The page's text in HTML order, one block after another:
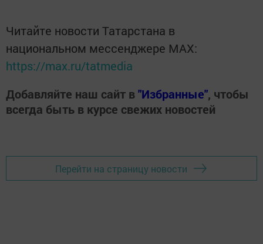
Читайте новости Татарстана в
национальном мессенджере MАХ:
https://max.ru/tatmedia
Добавляйте наш сайт в"Избранные", чтобы
всегда быть в курсе свежих новостей
Перейти на страницу новости